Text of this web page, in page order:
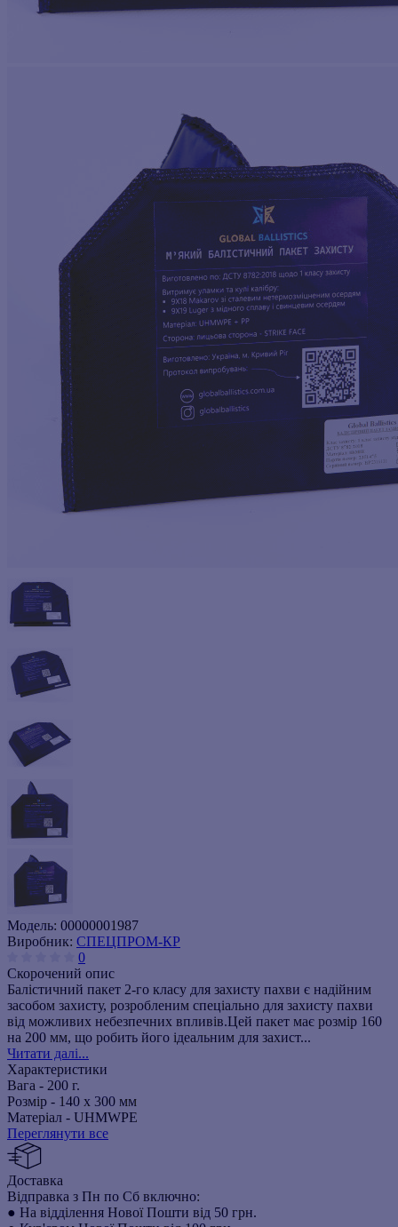
Модель: 00000001987
Виробник: СПЕЦПРОМ-КР
0
Скорочений опис
Балістичний пакет 2-го класу для захисту пахви є надійним
засобом захисту, розробленим спеціально для захисту пахви
від можливих небезпечних впливів.Цей пакет має розмір 160
на 200 мм, що робить його ідеальним для захист...
Читати далі...
Характеристики
Вага - 200 г.
Розмір - 140 х 300 мм
Матеріал - UHMWPE
Переглянути все
Доставка
Відправка з Пн по Сб включно:
● На відділення Нової Пошти від 50 грн.